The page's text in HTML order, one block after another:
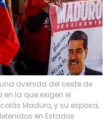
avenida del oeste de
la que exigen el
Maduro, y su esposa,
en Estados